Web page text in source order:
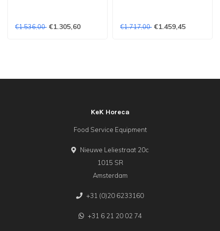
€1.536,00 €1.305,60 €1.717,00 €1.459,45
KeK Horeca
Food Service Equipment
Nieuwe Leliestraat 20c
1015 SR
Amsterdam
+31 (0)20 6233160
+31 6 21 20 02 74